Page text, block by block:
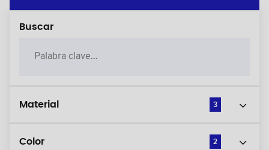
Buscar
Material 3
Color 2